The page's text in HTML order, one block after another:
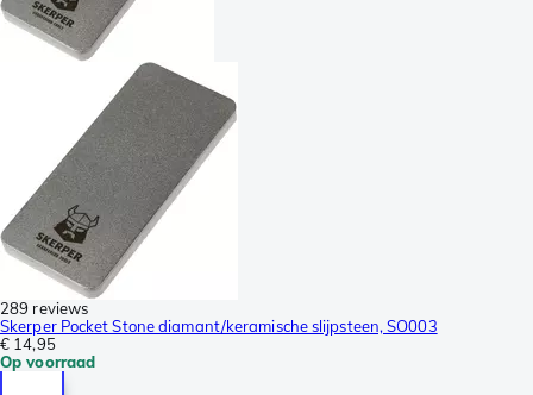
289 reviews
Skerper Pocket Stone diamant/keramische slijpsteen, SO003
€ 14,95
Op voorraad